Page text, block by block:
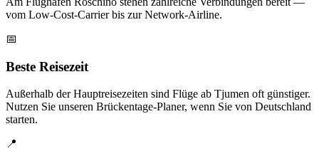
vom Low-Cost-Carrier bis zur Network-Airline.
📅
Beste Reisezeit
Außerhalb der Hauptreisezeiten sind Flüge ab Tjumen oft günstiger.
Nutzen Sie unseren Brückentage-Planer, wenn Sie von Deutschland
starten.
📍